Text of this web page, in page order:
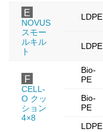
E
NOVUS
スモー
ルキル
ト
LDPE
LDPE
F
CELL-
O クッ
ション
4×8
Bio-
PE
Bio-
PE
LDPE